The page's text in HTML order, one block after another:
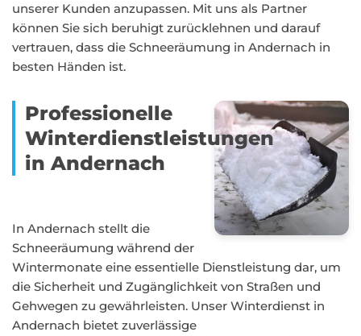
unserer Kunden anzupassen. Mit uns als Partner
können Sie sich beruhigt zurücklehnen und darauf
vertrauen, dass die Schneeräumung in Andernach in
besten Händen ist.
Professionelle
Winterdienstleistungen
in Andernach
In Andernach stellt die
Schneeräumung während der
Wintermonate eine essentielle Dienstleistung dar, um
die Sicherheit und Zugänglichkeit von Straßen und
Gehwegen zu gewährleisten. Unser Winterdienst in
Andernach bietet zuverlässige